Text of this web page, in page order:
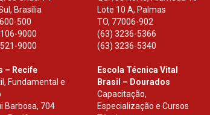
Brasília
500
9000
9000
Lote 10 A, Palmas
TO, 77006-902
(63) 3236-5366
(63) 3236-5340
– Recife
Fundamental e
Barbosa, 704
Escola Técnica Vital
Brasil – Dourados
Capacitação,
Especialização e Cursos